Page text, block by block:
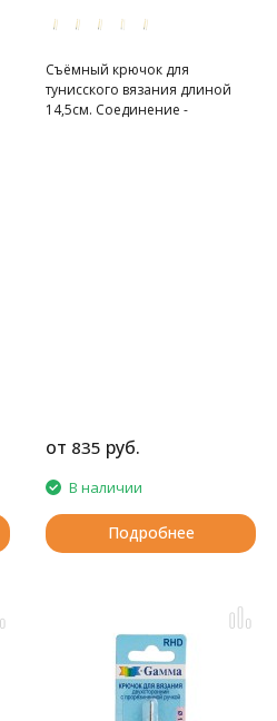
Съёмный крючок для
тунисского вязания длиной
14,5см. Соединение -
от 835 руб.
В наличии
Подробнее